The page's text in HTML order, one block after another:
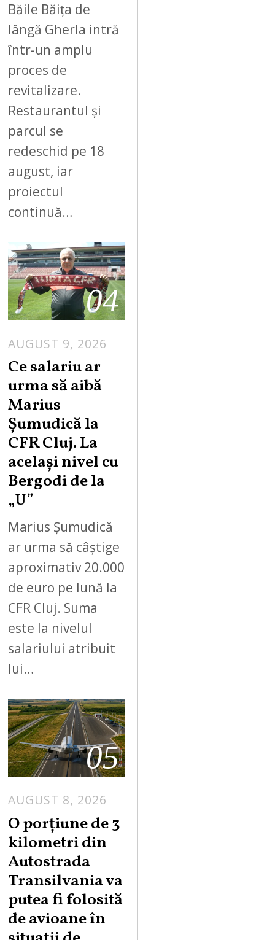
Băile Băița de
lângă Gherla intră
într-un amplu
proces de
revitalizare.
Restaurantul și
parcul se
redeschid pe 18
august, iar
proiectul
continuă…
04
AUGUST 9, 2026
Ce salariu ar
urma să aibă
Marius
Șumudică la
CFR Cluj. La
același nivel cu
Bergodi de la
„U”
Marius Șumudică
ar urma să câștige
aproximativ 20.000
de euro pe lună la
CFR Cluj. Suma
este la nivelul
salariului atribuit
lui…
05
AUGUST 8, 2026
U
G
T
8
O porțiune de 3
kilometri din
Autostrada
Transilvania va
putea fi folosită
de avioane în